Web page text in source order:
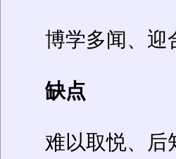
博学多闻、迎
缺点
难以取悦、后